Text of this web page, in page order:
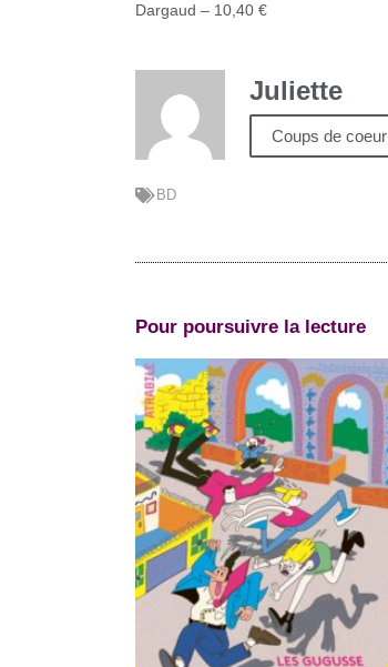
Dargaud – 10,40 €
Juliette
Coups de coeur
BD
Pour poursuivre la lecture